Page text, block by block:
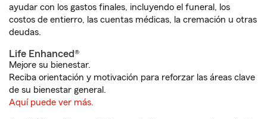
ayudar con los gastos finales, incluyendo el funeral, los
costos de entierro, las cuentas médicas, la cremación u otras
deudas.
Life Enhanced®
Mejore su bienestar.
Reciba orientación y motivación para reforzar las áreas clave
de su bienestar general.
Aquí puede ver más.